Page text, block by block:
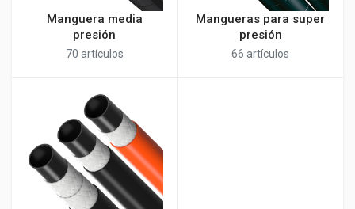
Manguera media
presión
70 artículos
Mangueras para super
presión
66 artículos